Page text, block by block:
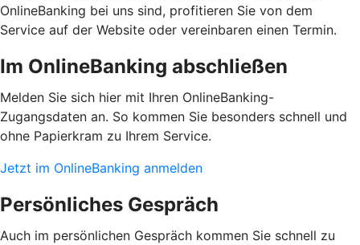
OnlineBanking bei uns sind, profitieren Sie von dem
Service auf der Website oder vereinbaren einen Termin.
Im OnlineBanking abschließen
Melden Sie sich hier mit Ihren OnlineBanking-
Zugangsdaten an. So kommen Sie besonders schnell und
ohne Papierkram zu Ihrem Service.
Jetzt im OnlineBanking anmelden
Persönliches Gespräch
Auch im persönlichen Gespräch kommen Sie schnell zu